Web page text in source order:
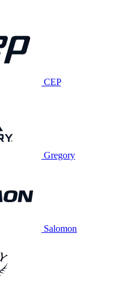
CEP
Gregory
Salomon